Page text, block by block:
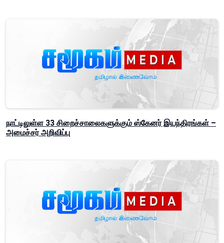
நாட்டிலுள்ள 33 சிறைச்சாலைகளுக்கும் ஸ்கேனர் இயந்திரங்கள் –
அமைச்சர் அறிவிப்பு